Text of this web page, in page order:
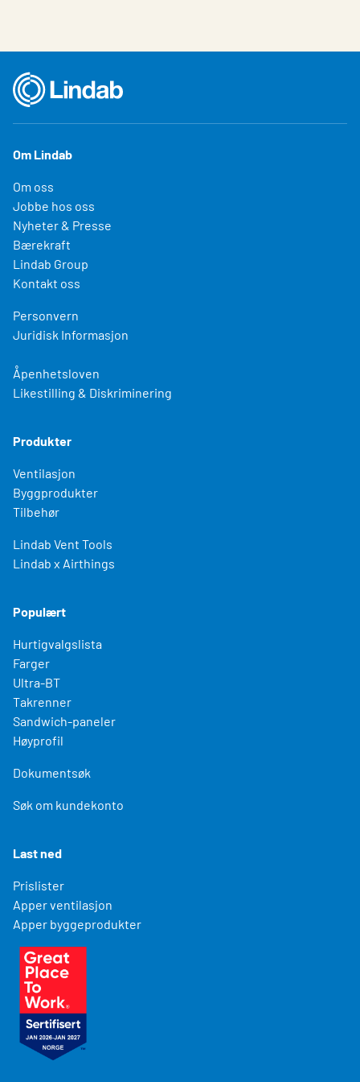
Om Lindab
Om oss
Jobbe hos oss
Nyheter & Presse
Bærekraft
Lindab Group
Kontakt oss
Personvern
Juridisk Informasjon
Åpenhetsloven
Likestilling & Diskriminering
Produkter
Ventilasjon
Byggprodukter
Tilbehør
Lindab Vent Tools
Lindab x Airthings
Populært
Hurtigvalgslista
Farger
Ultra-BT
Takrenner
Sandwich-paneler
Høyprofil
Dokumentsøk
Søk om kundekonto
Last ned
Prislister
Apper ventilasjon
Apper byggeprodukter